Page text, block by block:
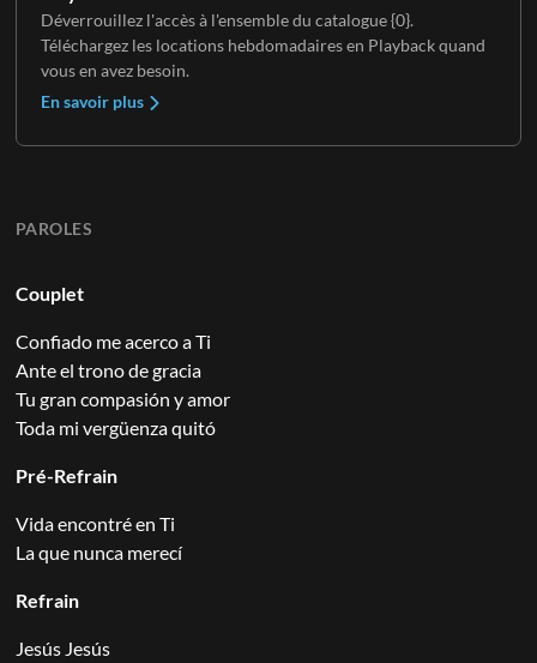
Déverrouillez l'accès à l'ensemble du catalogue {0}.
Téléchargez les locations hebdomadaires en Playback quand
vous en avez besoin.
En savoir plus
PAROLES
Couplet
Confiado me acerco a Ti
Ante el trono de gracia
Tu gran compasión y amor
Toda mi vergüenza quitó
Pré-Refrain
Vida encontré en Ti
La que nunca merecí
Refrain
Jesús Jesús